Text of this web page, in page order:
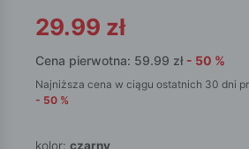
29.99 zł
Cena pierwotna: 59.99 zł - 50 %
Najniższa cena w ciągu ostatnich 30 dni
- 50 %
kolor: czarny